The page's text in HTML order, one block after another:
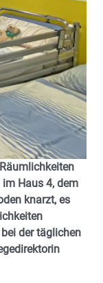
Haus 4, dem
knarzt, es
der täglichen